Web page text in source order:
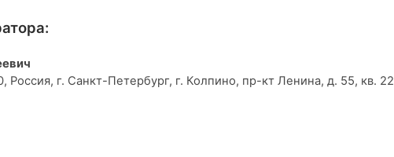
Россия, г. Санкт-Петербург, г. Колпино, пр-кт Ленина, д. 55, кв. 22